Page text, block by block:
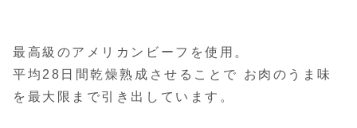
最高級のアメリカンビーフを使用。
平均28日間乾燥熟成させることで お肉のうま味
を最大限まで引き出しています。